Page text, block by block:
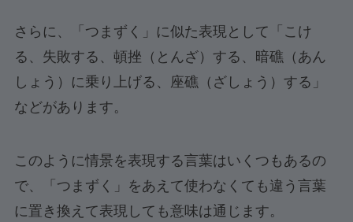
さらに、「つまずく」に似た表現として「こけ
る、失敗する、頓挫（とんざ）する、暗礁（あん
しょう）に乗り上げる、座礁（ざしょう）する」
などがあります。
このように情景を表現する言葉はいくつもあるの
で、「つまずく」をあえて使わなくても違う言葉
に置き換えて表現しても意味は通じます。